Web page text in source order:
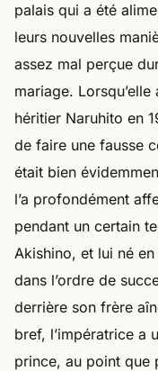
palais qui a été
leurs nouvelles
assez mal perçue
mariage.
héritier Naruhito en
de faire une fausse
était bien
l’a profondément
pendant un certain
Akishino, et lui né
dans l’ordre de
derrière son frère
bref, l’impératrice a
prince, au point que